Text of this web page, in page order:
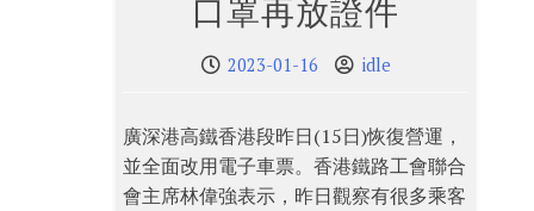
口罩再放證件
2023-01-16 idle
廣深港高鐵香港段昨日(15日)恢復營運，
並全面改用電子車票。香港鐵路工會聯合
會主席林偉強表示，昨日觀察有很多乘客